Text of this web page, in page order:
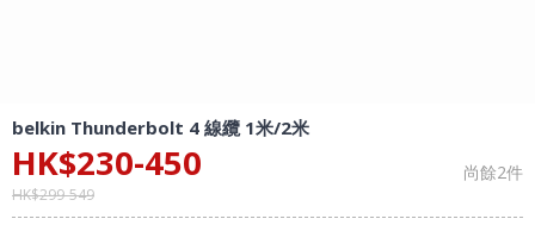
belkin Thunderbolt 4 線纜 1米/2米
HK$230-450 尚餘2件
HK$299-549